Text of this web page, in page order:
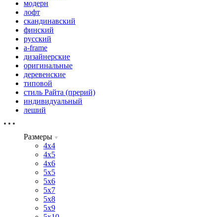
модерн
лофт
скандинавский
финский
русский
a-frame
дизайнерские
оригинальные
деревенские
типовой
стиль Райта (прерий)
индивидуальный
леший
Размеры
4х4
4х5
4х6
5х5
5х6
5х7
5х8
5х9